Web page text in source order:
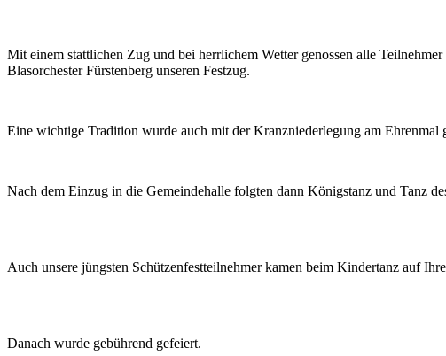
Mit einem stattlichen Zug und bei herrlichem Wetter genossen alle
Blasorchester Fürstenberg unseren Festzug.
Eine wichtige Tradition wurde auch mit der Kranzniederlegung am Ehrenmal
Nach dem Einzug in die Gemeindehalle folgten dann Königstanz und Tanz
Auch unsere jüngsten Schützenfestteilnehmer kamen beim Kindertanz auf
Danach wurde gebührend gefeiert.